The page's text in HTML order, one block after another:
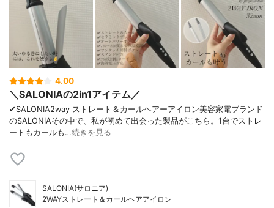
4.00
＼SALONIAの2in1アイテム／
✔︎SALONIA2way ストレート＆カールヘアーアイロン美容家電ブランド
のSALONIAその中で、私が初めて出会った製品がこちら。1台でストレ
ートもカールも…続きを見る
SALONIA(サロニア)
2WAYストレート＆カールヘアアイロン